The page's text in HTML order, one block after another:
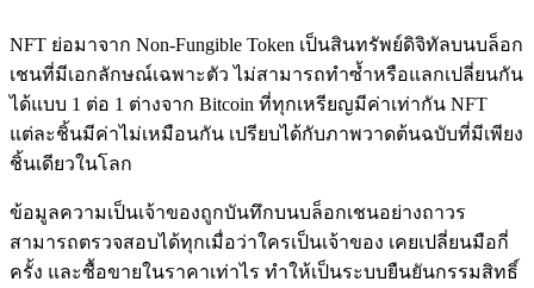
NFT ย่อมาจาก Non-Fungible Token เป็นสินทรัพย์ดิจิทัลบนบล็อก
เชนที่มีเอกลักษณ์เฉพาะตัว ไม่สามารถทำซ้ำหรือแลกเปลี่ยนกัน
ได้แบบ 1 ต่อ 1 ต่างจาก Bitcoin ที่ทุกเหรียญมีค่าเท่ากัน NFT
แต่ละชิ้นมีค่าไม่เหมือนกัน เปรียบได้กับภาพวาดต้นฉบับที่มีเพียง
ชิ้นเดียวในโลก
ข้อมูลความเป็นเจ้าของถูกบันทึกบนบล็อกเชนอย่างถาวร
สามารถตรวจสอบได้ทุกเมื่อว่าใครเป็นเจ้าของ เคยเปลี่ยนมือกี่
ครั้ง และซื้อขายในราคาเท่าไร ทำให้เป็นระบบยืนยันกรรมสิทธิ์